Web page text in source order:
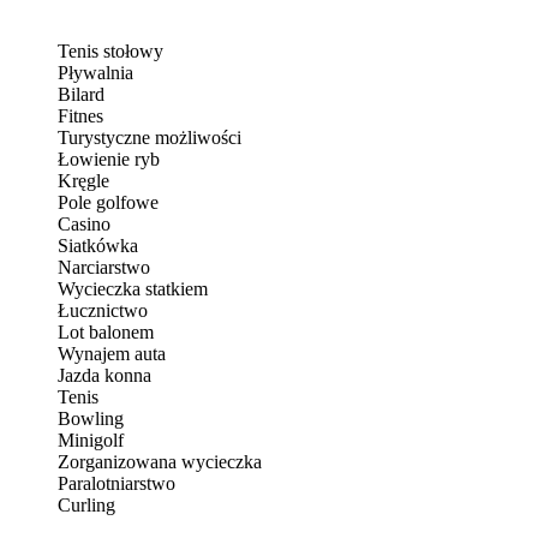
Tenis stołowy
Pływalnia
Bilard
Fitnes
Turystyczne możliwości
Łowienie ryb
Kręgle
Pole golfowe
Casino
Siatkówka
Narciarstwo
Wycieczka statkiem
Łucznictwo
Lot balonem
Wynajem auta
Jazda konna
Tenis
Bowling
Minigolf
Zorganizowana wycieczka
Paralotniarstwo
Curling